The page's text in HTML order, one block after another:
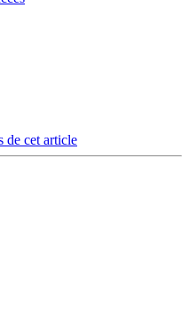
de cet article